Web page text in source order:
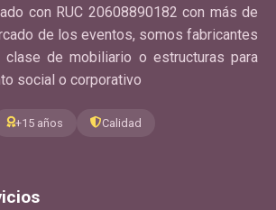
con RUC 20608890182 con más de
de los eventos, somos fabricantes
de mobiliario o estructuras para
social o corporativo
+15 años Calidad